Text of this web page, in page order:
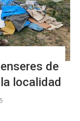
de
localidad